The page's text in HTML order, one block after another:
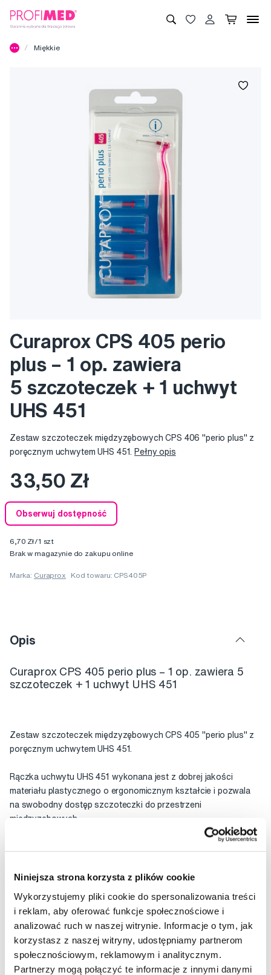
Niniejsza strona korzysta z plików cookie
Wykorzystujemy pliki cookie do spersonalizowania treści
i reklam, aby oferować funkcje społecznościowe i
analizować ruch w naszej witrynie. Informacje o tym, jak
korzystasz z naszej witryny, udostępniamy partnerom
społecznościowym, reklamowym i analitycznym.
Partnerzy mogą połączyć te informacje z innymi danymi
Miękkie
Curaprox CPS 405 perio
plus – 1 op. zawiera
5 szczoteczek + 1 uchwyt
UHS 451
Zestaw szczoteczek międzyzębowych CPS 406 "perio plus" z
poręcznym uchwytem UHS 451. Pełny opis
33,50 Zł
Obserwuj dostępność
6,70 Zł/1 szt
Brak w magazynie do zakupu online
Marka: Curaprox Kod towaru: CPS405P
Opis
Curaprox CPS 405 perio plus – 1 op. zawiera 5
szczoteczek + 1 uchwyt UHS 451
Zestaw szczoteczek międzyzębowych CPS 405 "perio plus" z
poręcznym uchwytem UHS 451.
Rączka uchwytu UHS 451 wykonana jest z dobrej jakości
materiału plastycznego o ergonomicznym kształcie i pozwala
na swobodny dostęp szczoteczki do przestrzeni
międzyzębowych.
miedzyzebowych od 1,3 mm do 5,0 mm
Opakowanie zawiera 5 sztuk szczoteczek jednego rozmiaru i
uchwyt UHS 451
Ocena